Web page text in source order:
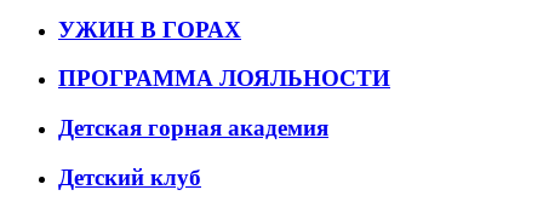
УЖИН В ГОРАХ
ПРОГРАММА ЛОЯЛЬНОСТИ
Детская горная академия
Детский клуб